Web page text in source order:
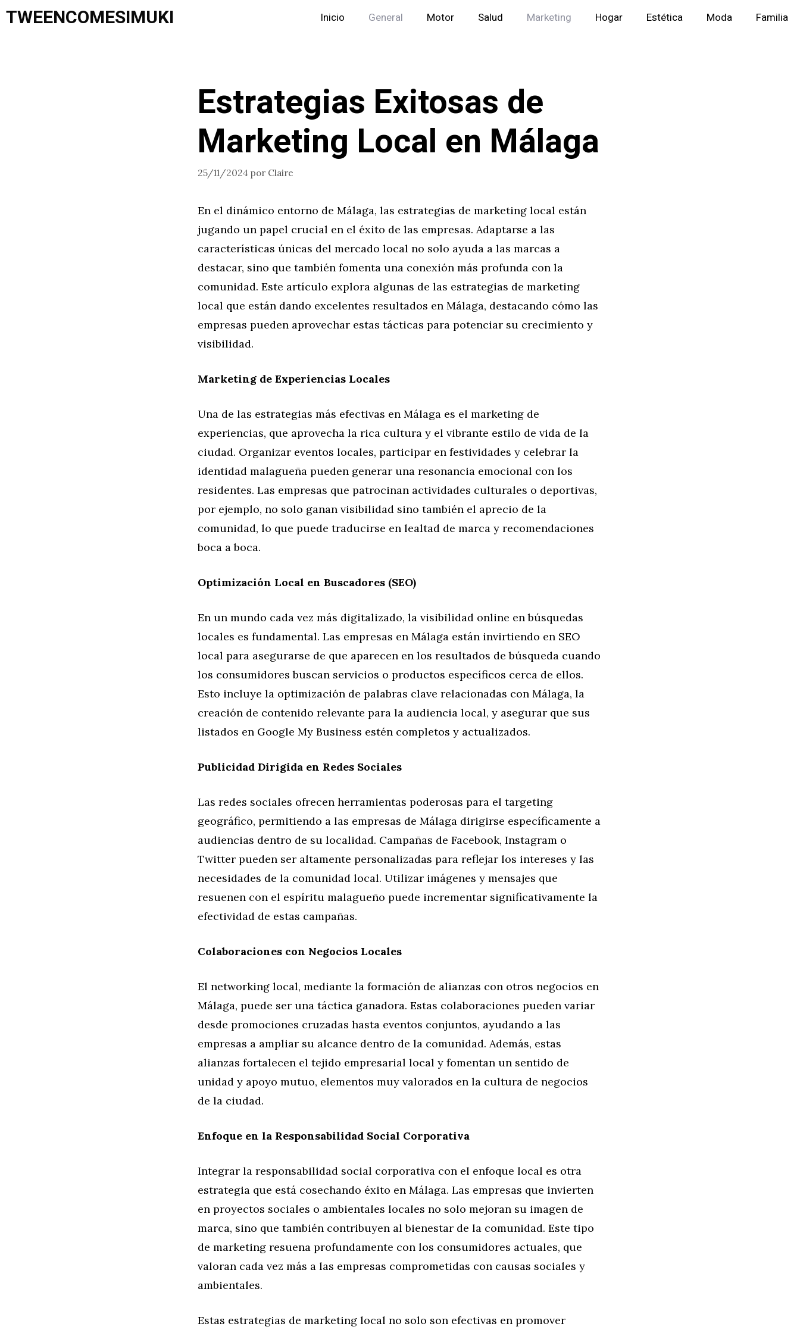
Saltar
TWEENCOMESIMUKI Inicio General Motor Salud Marketing Hogar Estética Moda Familia
Estrategias Exitosas de
Marketing Local en Málaga
25/11/2024 por Claire
En el dinámico entorno de Málaga, las estrategias de marketing local están
jugando un papel crucial en el éxito de las empresas. Adaptarse a las
características únicas del mercado local no solo ayuda a las marcas a
destacar, sino que también fomenta una conexión más profunda con la
comunidad. Este artículo explora algunas de las estrategias de marketing
local que están dando excelentes resultados en Málaga, destacando cómo las
empresas pueden aprovechar estas tácticas para potenciar su crecimiento y
visibilidad.
Marketing de Experiencias Locales
Una de las estrategias más efectivas en Málaga es el marketing de
experiencias, que aprovecha la rica cultura y el vibrante estilo de vida de la
ciudad. Organizar eventos locales, participar en festividades y celebrar la
identidad malagueña pueden generar una resonancia emocional con los
residentes. Las empresas que patrocinan actividades culturales o deportivas,
por ejemplo, no solo ganan visibilidad sino también el aprecio de la
comunidad, lo que puede traducirse en lealtad de marca y recomendaciones
boca a boca.
Optimización Local en Buscadores (SEO)
En un mundo cada vez más digitalizado, la visibilidad online en búsquedas
locales es fundamental. Las empresas en Málaga están invirtiendo en SEO
local para asegurarse de que aparecen en los resultados de búsqueda cuando
los consumidores buscan servicios o productos específicos cerca de ellos.
Esto incluye la optimización de palabras clave relacionadas con Málaga, la
creación de contenido relevante para la audiencia local, y asegurar que sus
listados en Google My Business estén completos y actualizados.
Publicidad Dirigida en Redes Sociales
Las redes sociales ofrecen herramientas poderosas para el targeting
geográfico, permitiendo a las empresas de Málaga dirigirse específicamente a
audiencias dentro de su localidad. Campañas de Facebook, Instagram o
Twitter pueden ser altamente personalizadas para reflejar los intereses y las
necesidades de la comunidad local. Utilizar imágenes y mensajes que
resuenen con el espíritu malagueño puede incrementar significativamente la
efectividad de estas campañas.
Colaboraciones con Negocios Locales
El networking local, mediante la formación de alianzas con otros negocios en
Málaga, puede ser una táctica ganadora. Estas colaboraciones pueden variar
desde promociones cruzadas hasta eventos conjuntos, ayudando a las
empresas a ampliar su alcance dentro de la comunidad. Además, estas
alianzas fortalecen el tejido empresarial local y fomentan un sentido de
unidad y apoyo mutuo, elementos muy valorados en la cultura de negocios
de la ciudad.
Enfoque en la Responsabilidad Social Corporativa
Integrar la responsabilidad social corporativa con el enfoque local es otra
estrategia que está cosechando éxito en Málaga. Las empresas que invierten
en proyectos sociales o ambientales locales no solo mejoran su imagen de
marca, sino que también contribuyen al bienestar de la comunidad. Este tipo
de marketing resuena profundamente con los consumidores actuales, que
valoran cada vez más a las empresas comprometidas con causas sociales y
ambientales.
Estas estrategias de marketing local no solo son efectivas en promover